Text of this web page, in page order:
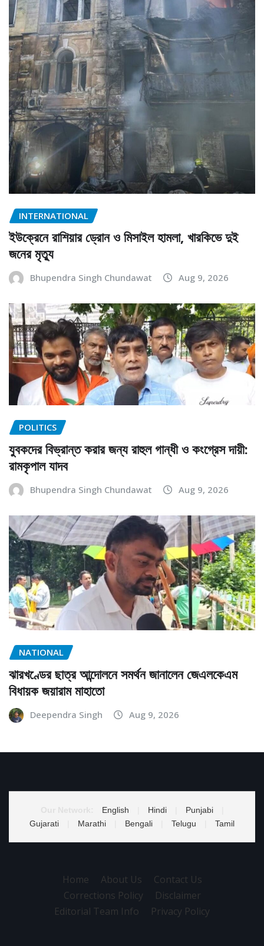
INTERNATIONAL
ইউক্রেনে রাশিয়ার ড্রোন ও মিসাইল হামলা, খারকিভে দুই
জনের মৃত্যু
Bhupendra Singh Chundawat Aug 9, 2026
POLITICS
যুবকদের বিভ্রান্ত করার জন্য রাহুল গান্ধী ও কংগ্রেস দায়ী:
রামকৃপাল যাদব
Bhupendra Singh Chundawat Aug 9, 2026
NATIONAL
ঝারখণ্ডের ছাত্র আন্দোলনে সমর্থন জানালেন জেএলকেএম
বিধায়ক জয়ারাম মাহাতো
Deependra Singh Aug 9, 2026
English Hindi Punjabi
Gujarati
Marathi Bengali Telugu Tamil
Home About Us
Contact Us
Corrections Policy
Disclaimer
Editorial Team Info
Privacy Policy